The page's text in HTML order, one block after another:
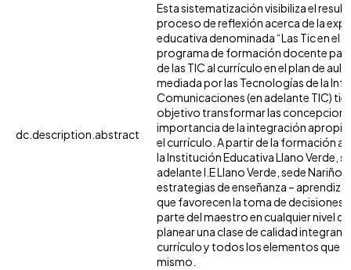
dc.description.abstract
Esta sistematización visibiliza el
proceso de reflexión acerca de la
educativa denominada “Las Tic en el
programa de formación docente
de las TIC al currículo en el plan de
mediada por las Tecnologías de la
Comunicaciones (en adelante TIC)
objetivo transformar las
importancia de la integración
el currículo. A partir de la formación a
la Institución Educativa Llano Verde,
adelante I.E Llano Verde, sede
estrategias de enseñanza –
que favorecen la toma de decisiones
parte del maestro en cualquier nivel
planear una clase de calidad
currículo y todos los elementos que
mismo.